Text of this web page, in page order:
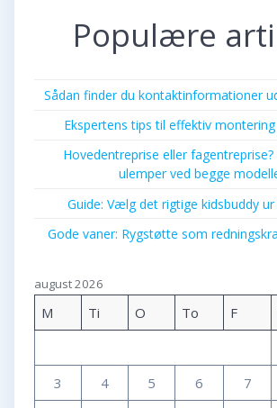
Populære
Sådan finder du kontaktinformationer
Ekspertens tips til effektiv
Hovedentreprise eller
ulemper ved begge
Guide: Vælg det rigtige kidsbuddy
Gode vaner: Rygstøtte som
august 2026
M Ti O To F
3
4 5 6 7